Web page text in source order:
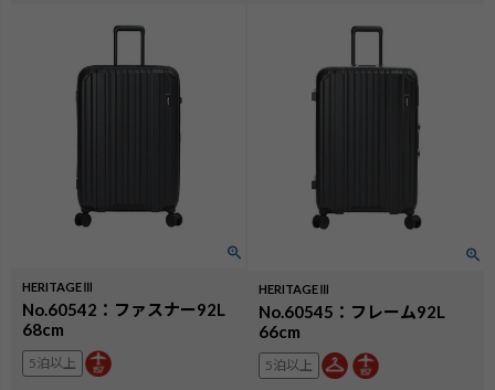
HERITAGEⅢ
No.60542：ファスナー92L
68cm
5泊以上
HERITAGEⅢ
No.60545：フレーム92L
66cm
5泊以上